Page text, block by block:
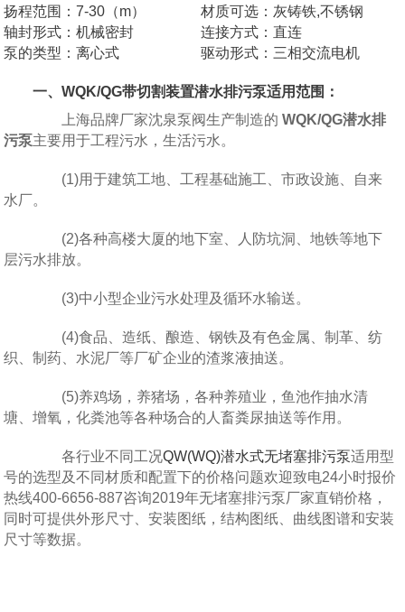
扬程范围：7-30（m）
轴封形式：机械密封
泵的类型：离心式
材质可选：灰铸铁,不锈钢
连接方式：直连
驱动形式：三相交流电机
一、WQK/QG带切割装置潜水排污泵适用范围：
上海品牌厂家沈泉泵阀生产制造的WQK/QG潜水排
污泵主要用于工程污水，生活污水。
(1)用于建筑工地、工程基础施工、市政设施、自来
水厂。
(2)各种高楼大厦的地下室、人防坑洞、地铁等地下
层污水排放。
(3)中小型企业污水处理及循环水输送。
(4)食品、造纸、酿造、钢铁及有色金属、制革、纺
织、制药、水泥厂等厂矿企业的渣浆液抽送。
(5)养鸡场，养猪场，各种养殖业，鱼池作抽水清
塘、增氧，化粪池等各种场合的人畜粪尿抽送等作用。
各行业不同工况QW(WQ)潜水式无堵塞排污泵适用型
号的选型及不同材质和配置下的价格问题欢迎致电24小时报价
热线400-6656-887咨询2019年无堵塞排污泵厂家直销价格，
同时可提供外形尺寸、安装图纸，结构图纸、曲线图谱和安装
尺寸等数据。